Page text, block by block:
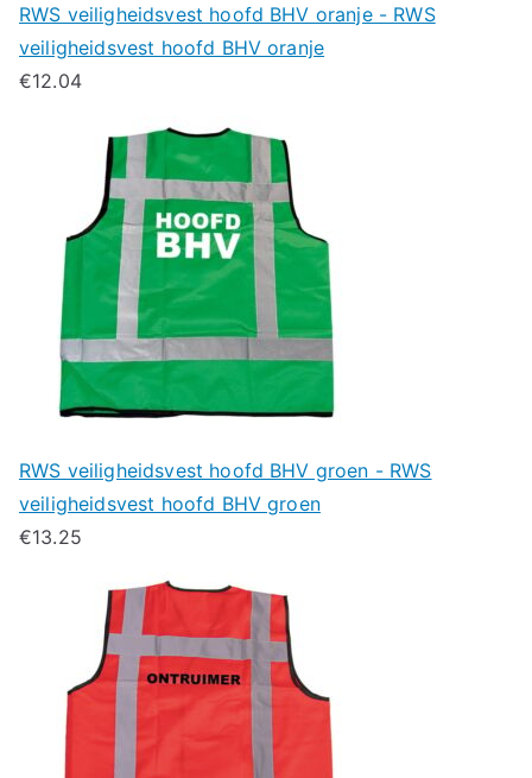
RWS veiligheidsvest hoofd BHV oranje - RWS
veiligheidsvest hoofd BHV oranje
€12.04
RWS veiligheidsvest hoofd BHV groen - RWS
veiligheidsvest hoofd BHV groen
€13.25